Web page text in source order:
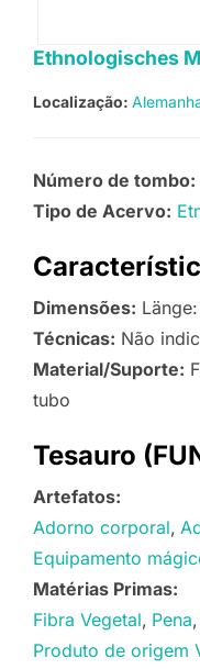
Ethnologisches
Localização:
Número de tombo:
Tipo de Acervo:
Dimensões:
Técnicas: Não
Material/Suporte:
tubo
Tesauro
Artefatos:
Adorno corporal
Equipamento
Matérias Primas:
Fibra Vegetal Pena
Produto de origem